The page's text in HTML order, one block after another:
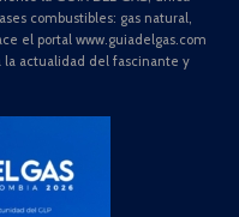
combustibles: gas natural,
el portal www.guiadelgas.com
actualidad del fascinante y